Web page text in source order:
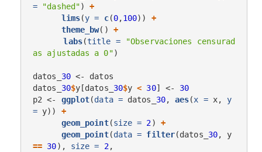
=
"dashed") +
lims(y = c(0,100)) +
theme_bw() +
labs(title =
"Observaciones censurad
as ajustadas a 0")
datos_ 30 <-
datos
datos_ 30$y[datos_ 30$y < 30] <-
30
p2 <-
ggplot(data = datos_ 30, aes(x = x, y
= y)) +
geom_point(size = 2) +
geom_point(data = filter(datos_ 30
== 30), size = 2,